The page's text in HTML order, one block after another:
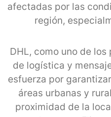
afectadas por las
región,
DHL, como uno de
de logística y
esfuerza por
áreas urbanas y
proximidad de la